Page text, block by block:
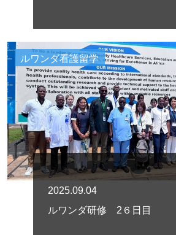
ルワンダ看護留学
2025.09.04
ルワンダ研修 2６日目